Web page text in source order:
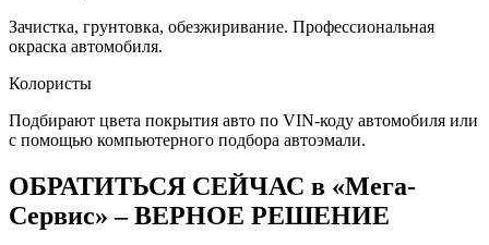
Зачистка, грунтовка, обезжиривание. Профессиональная
окраска автомобиля.
Колористы
Подбирают цвета покрытия авто по VIN-коду автомобиля или
с помощью компьютерного подбора автоэмали.
ОБРАТИТЬСЯ СЕЙЧАС в «Мега-
Сервис» – ВЕРНОЕ РЕШЕНИЕ